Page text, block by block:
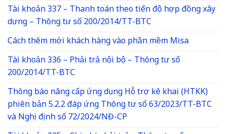
Tài khoản 337 – Thanh toán theo tiến độ hợp đồng xây
dựng – Thông tư số 200/2014/TT-BTC
Cách thêm mới khách hàng vào phần mềm Misa
Tài khoản 336 – Phải trả nội bộ – Thông tư số
200/2014/TT-BTC
Thông báo nâng cấp ứng dụng Hỗ trợ kê khai (HTKK)
phiên bản 5.2.2 đáp ứng Thông tư số 63/2023/TT-BTC
và Nghị định số 72/2024/NĐ-CP